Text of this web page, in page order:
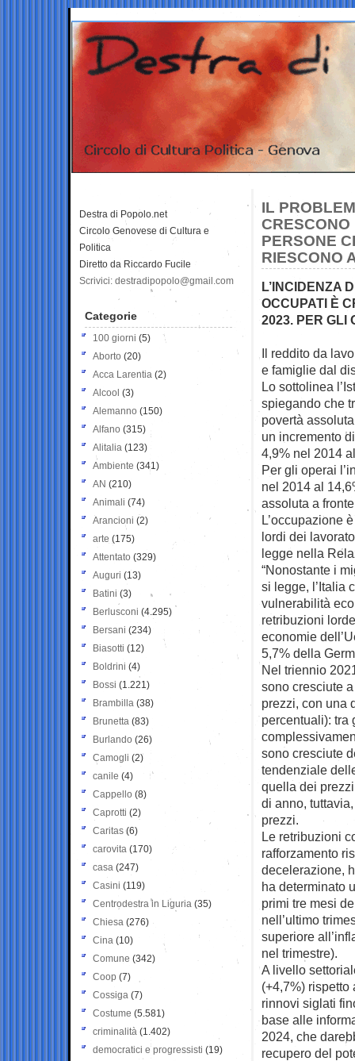
IL
CRESCONO
PERSONE
RIESCONO
L’INCIDENZA
OCCUPATI È
2023. PER GLI
Il reddito da
e famiglie dal
Lo sottolinea
spiegando che
povertà
un incremento
4,9% nel 2014
Per gli operai
nel 2014 al
assoluta a
L’occupazione
lordi dei
legge nella
“Nonostante i
si legge, l’Italia
vulnerabilità
retribuzioni
economie
5,7% della
Nel triennio
sono cresciute
prezzi, con una
percentuali): tra
sono cresciute
tendenziale
quella dei
di anno,
prezzi.
Le retribuzioni
rafforzamento
decelerazione,
ha determinato
primi tre mesi
nell’ultimo
superiore
nel trimestre).
A livello
(+4,7%)
rinnovi siglati
base alle
2024, che
recupero del
Destra di Popolo.net
Circolo Genovese di Cultura e
Politica
Diretto da Riccardo Fucile
Scrivici: destradipopolo@gmail.com
Categorie
100 giorni (5)
Aborto (20)
Acca Larentia (2)
Alcool (3)
Alemanno (150)
Alfano (315)
Alitalia (123)
Ambiente (341)
AN (210)
Animali (74)
Arancioni (2)
arte (175)
Attentato (329)
Auguri (13)
Batini (3)
Berlusconi (4.295)
Bersani (234)
Biasotti (12)
Boldrini (4)
Bossi (1.221)
Brambilla (38)
Brunetta (83)
Burlando (26)
Camogli (2)
canile (4)
Cappello (8)
Caprotti (2)
Caritas (6)
carovita (170)
casa (247)
Casini (119)
Centrodestra in Liguria (35)
Chiesa (276)
Cina (10)
Comune (342)
Coop (7)
Cossiga (7)
Costume (5.581)
criminalità (1.402)
democratici e progressisti (19)